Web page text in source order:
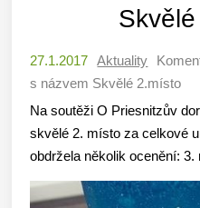
27.1.2017 Aktuality
s názvem Skvělé 2.místo
Na soutěži O Priesnitzův
skvělé 2. místo za celkové
obdržela několik ocenění: